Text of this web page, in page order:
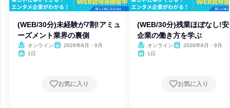
(WEB/30分)未経験が7割!アミュ
ーズメント業界の裏側
オンライン
2026年8月・9月
1日
お気に入り
(WEB/30分)残業ほぼなし!
企業の働き方を学ぶ
オンライン
2026年8月・9月
1日
お気に入り